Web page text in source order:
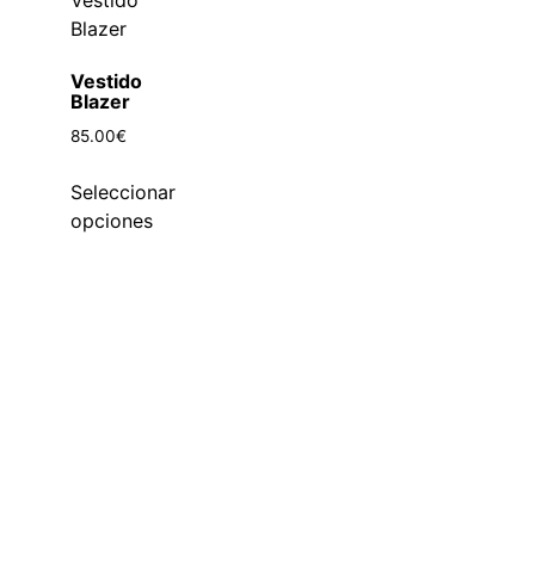
Vestido
Blazer
85.00€
Seleccionar
opciones